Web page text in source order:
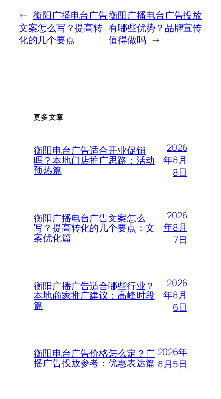
← 衡阳广播电台广告
文案怎么写？提高转
化的几个要点
衡阳广播电台广告投放
有哪些优势？品牌宣传
值得做吗 →
更多文章
衡阳电台广告适合开业促销
吗？本地门店推广思路：活动
预热篇
2026
年8月
8日
衡阳广播电台广告文案怎么
写？提高转化的几个要点：文
案优化篇
2026
年8月
7日
衡阳广播广告适合哪些行业？
本地商家推广建议：高峰时段
篇
2026
年8月
6日
衡阳电台广告价格怎么定？广
播广告投放参考：优惠表达篇
2026年
8月5日